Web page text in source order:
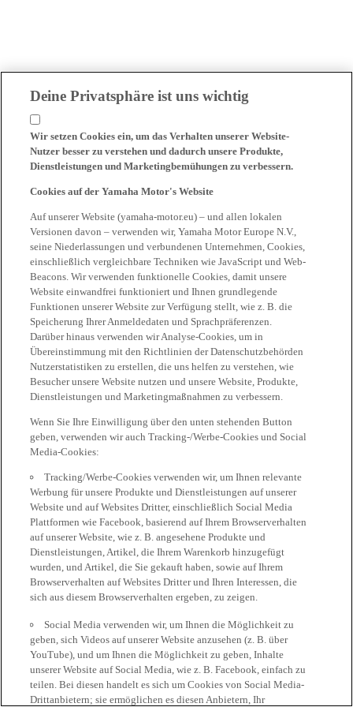
Deine Privatsphäre ist uns wichtig
Wir setzen Cookies ein, um das Verhalten unserer Website-
Nutzer besser zu verstehen und dadurch unsere Produkte,
Dienstleistungen und Marketingbemühungen zu verbessern.
Cookies auf der Yamaha Motor's Website
Auf unserer Website (yamaha-motor.eu) – und allen lokalen
Versionen davon – verwenden wir, Yamaha Motor Europe N.V.,
seine Niederlassungen und verbundenen Unternehmen, Cookies,
einschließlich vergleichbare Techniken wie JavaScript und Web-
Beacons. Wir verwenden funktionelle Cookies, damit unsere
Website einwandfrei funktioniert und Ihnen grundlegende
Funktionen unserer Website zur Verfügung stellt, wie z. B. die
Speicherung Ihrer Anmeldedaten und Sprachpräferenzen.
Darüber hinaus verwenden wir Analyse-Cookies, um in
Übereinstimmung mit den Richtlinien der Datenschutzbehörden
Nutzerstatistiken zu erstellen, die uns helfen zu verstehen, wie
Besucher unsere Website nutzen und unsere Website, Produkte,
Dienstleistungen und Marketingmaßnahmen zu verbessern.
Wenn Sie Ihre Einwilligung über den unten stehenden Button
geben, verwenden wir auch Tracking-/Werbe-Cookies und Social
Media-Cookies:
Tracking/Werbe-Cookies verwenden wir, um Ihnen relevante
Werbung für unsere Produkte und Dienstleistungen auf unserer
Website und auf Websites Dritter, einschließlich Social Media
Plattformen wie Facebook, basierend auf Ihrem Browserverhalten
auf unserer Website, wie z. B. angesehene Produkte und
Dienstleistungen, Artikel, die Ihrem Warenkorb hinzugefügt
wurden, und Artikel, die Sie gekauft haben, sowie auf Ihrem
Browserverhalten auf Websites Dritter und Ihren Interessen, die
sich aus diesem Browserverhalten ergeben, zu zeigen.
Social Media verwenden wir, um Ihnen die Möglichkeit zu
geben, sich Videos auf unserer Website anzusehen (z. B. über
YouTube), und um Ihnen die Möglichkeit zu geben, Inhalte
unserer Website auf Social Media, wie z. B. Facebook, einfach zu
teilen. Bei diesen handelt es sich um Cookies von Social Media-
Drittanbietern; sie ermöglichen es diesen Anbietern, Ihr